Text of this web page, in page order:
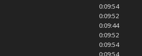
0:09:54
0:09:52
0:09:44
0:09:52
0:09:54